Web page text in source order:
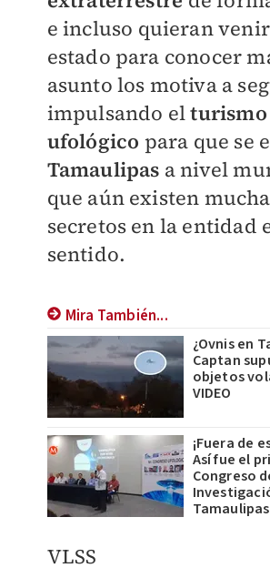
e incluso quieran
estado para conocer
asunto los motiva a
impulsando elturismo
ufológico para que se
Tamaulipas a nivel
que aún existen
secretos en la entidad
sentido.
Mira También...
¿Ovnis en
Captan
objetos
VIDEO
¡Fuera de
Así fue el
Congreso
Tamaulipas
VLSS